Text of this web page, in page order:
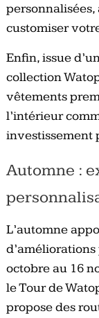
customiser
Enfin, issue
collection
vêtements
l’intérieur
investissement
Automne :
L’automne
octobre au 16
le Tour de
propose des